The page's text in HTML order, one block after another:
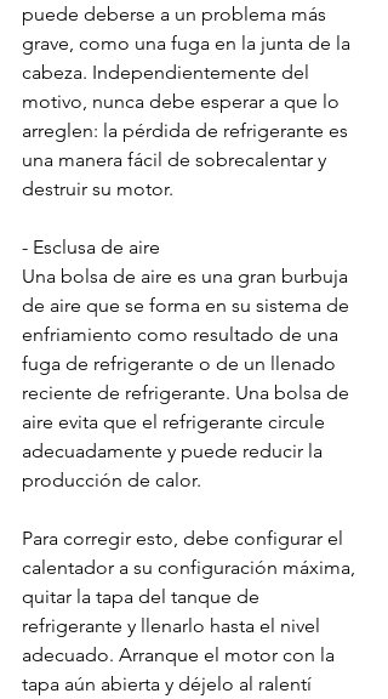
puede deberse a un problema más
grave, como una fuga en la junta de la
cabeza. Independientemente del
motivo, nunca debe esperar a que lo
arreglen: la pérdida de refrigerante es
una manera fácil de sobrecalentar y
destruir su motor.
- Esclusa de aire
Una bolsa de aire es una gran burbuja
de aire que se forma en su sistema de
enfriamiento como resultado de una
fuga de refrigerante o de un llenado
reciente de refrigerante. Una bolsa de
aire evita que el refrigerante circule
adecuadamente y puede reducir la
producción de calor.
Para corregir esto, debe configurar el
calentador a su configuración máxima,
quitar la tapa del tanque de
refrigerante y llenarlo hasta el nivel
adecuado. Arranque el motor con la
tapa aún abierta y déjelo al ralentí